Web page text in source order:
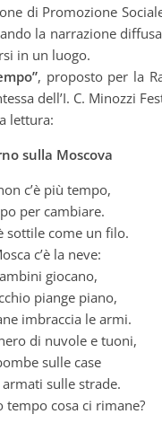
di Promozione
la narrazione
in un luogo.
, proposto per la
dell’I. C. Minozzi
lettura:
sulla Moscova
c’è più tempo,
per cambiare.
sottile come un filo.
c’è la neve:
giocano,
piange piano,
imbraccia le armi.
di nuvole e tuoni,
sulle case
sulle strade.
tempo cosa ci rimane?